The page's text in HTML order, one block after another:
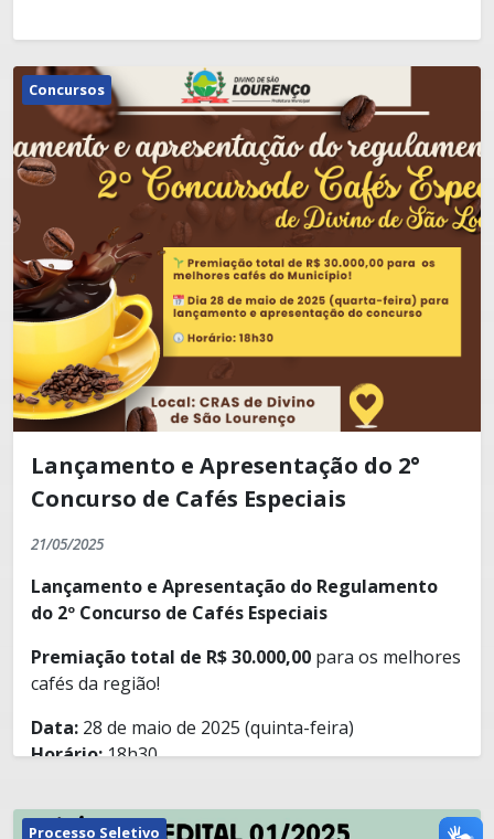
Concursos
Lançamento e Apresentação do 2°
Concurso de Cafés Especiais
21/05/2025
Lançamento e Apresentação do Regulamento
do 2º Concurso de Cafés Especiais
Premiação total de R$ 30.000,00 para os melhores
cafés da região!
Data: 28 de maio de 2025 (quinta-feira)
Horário:18h30
Processo Seletivo